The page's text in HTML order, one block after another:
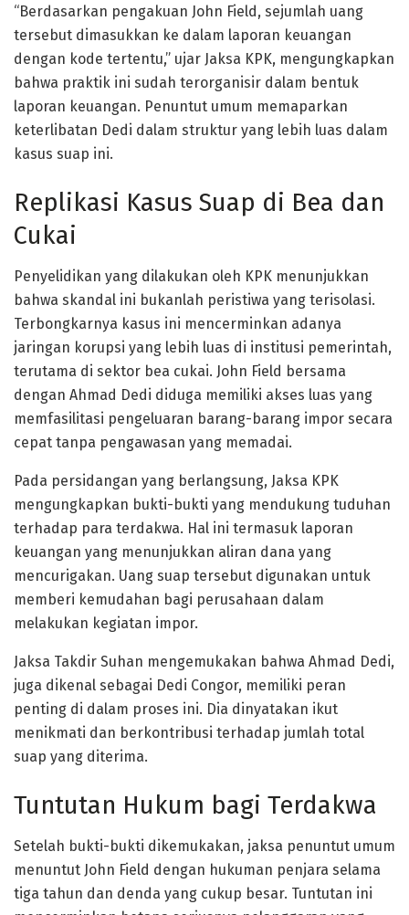
“Berdasarkan pengakuan John Field, sejumlah uang
tersebut dimasukkan ke dalam laporan keuangan
dengan kode tertentu,” ujar Jaksa KPK, mengungkapkan
bahwa praktik ini sudah terorganisir dalam bentuk
laporan keuangan. Penuntut umum memaparkan
keterlibatan Dedi dalam struktur yang lebih luas dalam
kasus suap ini.
Replikasi Kasus Suap di Bea dan
Cukai
Penyelidikan yang dilakukan oleh KPK menunjukkan
bahwa skandal ini bukanlah peristiwa yang terisolasi.
Terbongkarnya kasus ini mencerminkan adanya
jaringan korupsi yang lebih luas di institusi pemerintah,
terutama di sektor bea cukai. John Field bersama
dengan Ahmad Dedi diduga memiliki akses luas yang
memfasilitasi pengeluaran barang-barang impor secara
cepat tanpa pengawasan yang memadai.
Pada persidangan yang berlangsung, Jaksa KPK
mengungkapkan bukti-bukti yang mendukung tuduhan
terhadap para terdakwa. Hal ini termasuk laporan
keuangan yang menunjukkan aliran dana yang
mencurigakan. Uang suap tersebut digunakan untuk
memberi kemudahan bagi perusahaan dalam
melakukan kegiatan impor.
Jaksa Takdir Suhan mengemukakan bahwa Ahmad Dedi,
juga dikenal sebagai Dedi Congor, memiliki peran
penting di dalam proses ini. Dia dinyatakan ikut
menikmati dan berkontribusi terhadap jumlah total
suap yang diterima.
Tuntutan Hukum bagi Terdakwa
Setelah bukti-bukti dikemukakan, jaksa penuntut umum
menuntut John Field dengan hukuman penjara selama
tiga tahun dan denda yang cukup besar. Tuntutan ini